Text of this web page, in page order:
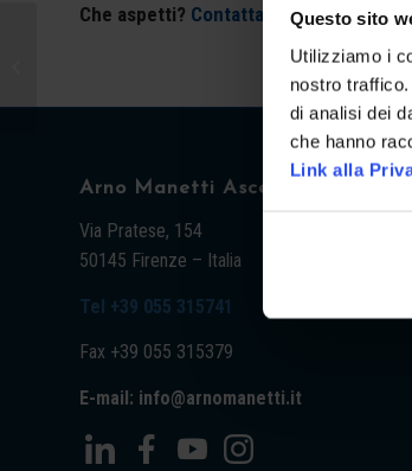
Questo sito
Utilizziamo i
nostro
di analisi dei
che hanno
Link alla
Che aspetti? Contatta Arno Manettie
Arno Manetti Ascensori S.r.l.
Via Pratese, 154
50145 Firenze – Italia
Tel +39 055 315741
Fax +39 055 315379
E-mail: info@arnomanetti.it